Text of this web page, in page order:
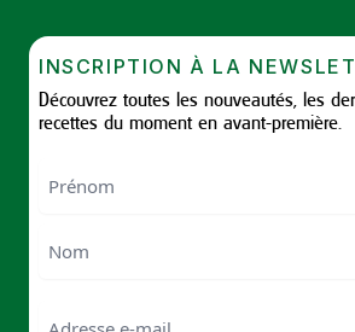
INSCRIPTION À LA
Découvrez toutes les nouveautés, les
recettes du moment en avant-première.